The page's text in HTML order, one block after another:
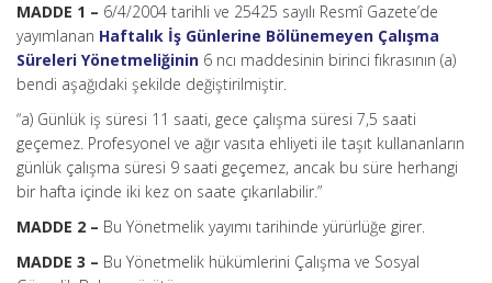
MADDE 1 – 6/4/2004 tarihli ve 25425 sayılı Resmî Gazete’de
yayımlanan Haftalık İş Günlerine Bölünemeyen Çalışma
Süreleri Yönetmeliğinin 6 ncı maddesinin birinci fıkrasının (a)
bendi aşağıdaki şekilde değiştirilmiştir.
“a) Günlük iş süresi 11 saati, gece çalışma süresi 7,5 saati
geçemez. Profesyonel ve ağır vasıta ehliyeti ile taşıt kullananların
günlük çalışma süresi 9 saati geçemez, ancak bu süre herhangi
bir hafta içinde iki kez on saate çıkarılabilir.”
MADDE 2 – Bu Yönetmelik yayımı tarihinde yürürlüğe girer.
MADDE 3 – Bu Yönetmelik hükümlerini Çalışma ve Sosyal